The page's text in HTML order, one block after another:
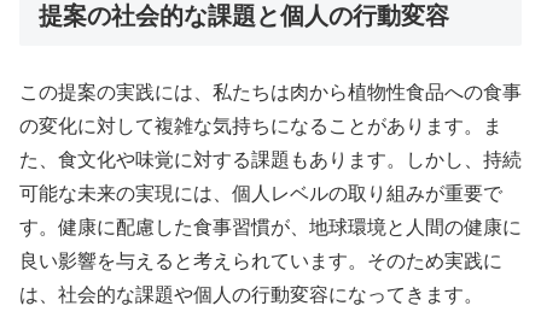
提案の社会的な課題と個人の行動変容
この提案の実践には、私たちは肉から植物性食品への食事
の変化に対して複雑な気持ちになることがあります。ま
た、食文化や味覚に対する課題もあります。しかし、持続
可能な未来の実現には、個人レベルの取り組みが重要で
す。健康に配慮した食事習慣が、地球環境と人間の健康に
良い影響を与えると考えられています。そのため実践に
は、社会的な課題や個人の行動変容になってきます。